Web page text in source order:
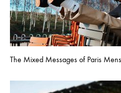
The Mixed Messages of Paris